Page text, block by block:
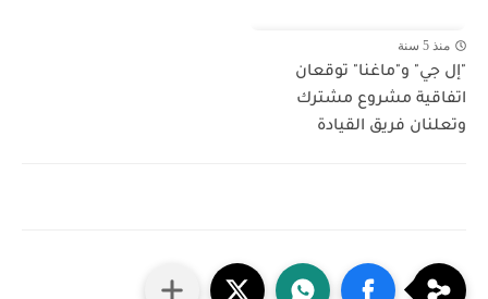
منذ 5 سنة
"إل جي" و"ماغنا" توقعان
اتفاقية مشروع مشترك
وتعلنان فريق القيادة